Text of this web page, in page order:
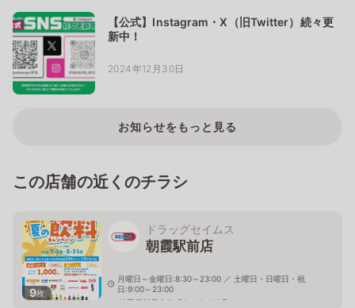
【公式】Instagram・X（旧Twitter）続々更
新中！
2024年12月30日
お知らせをもっと見る
この店舗の近くのチラシ
9枚
ドラッグセイムス
朝霞駅前店
月曜日～金曜日:8:30～23:00 ／ 土曜日・日曜日・祝
日:9:00～23:00
埼玉県朝霞市仲町2-1-6-102号